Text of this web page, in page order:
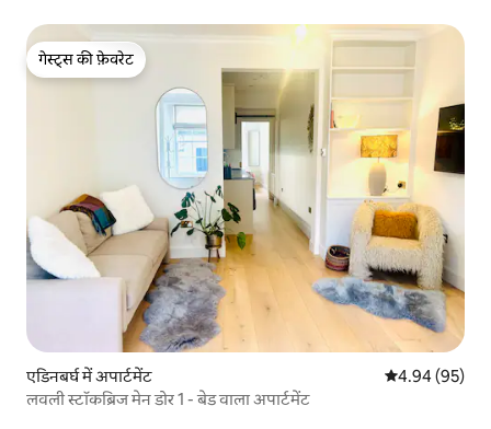
गेस्ट्स की फ़ेवरेट
गेस्ट्स की फ़ेवरेट
एडिनबर्घ में अपार्टमेंट औसत रेटिंग 5 में
4.94 (95)
लवली स्टॉकब्रिज मेन डोर 1 - बेड वाला अपार्टमेंट